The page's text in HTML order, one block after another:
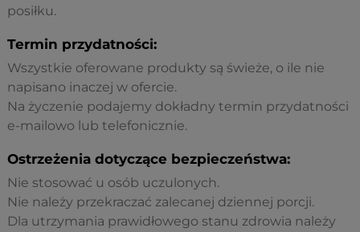
posiłku.
Termin przydatności:
Wszystkie oferowane produkty są świeże, o ile nie
napisano inaczej w ofercie.
Na życzenie podajemy dokładny termin przydatności
e-mailowo lub telefonicznie.
Ostrzeżenia dotyczące bezpieczeństwa:
Nie stosować u osób uczulonych.
Nie należy przekraczać zalecanej dziennej porcji.
Dla utrzymania prawidłowego stanu zdrowia należy